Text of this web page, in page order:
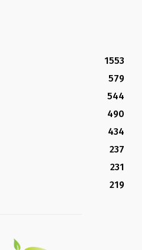
1553
579
544
490
434
237
231
219